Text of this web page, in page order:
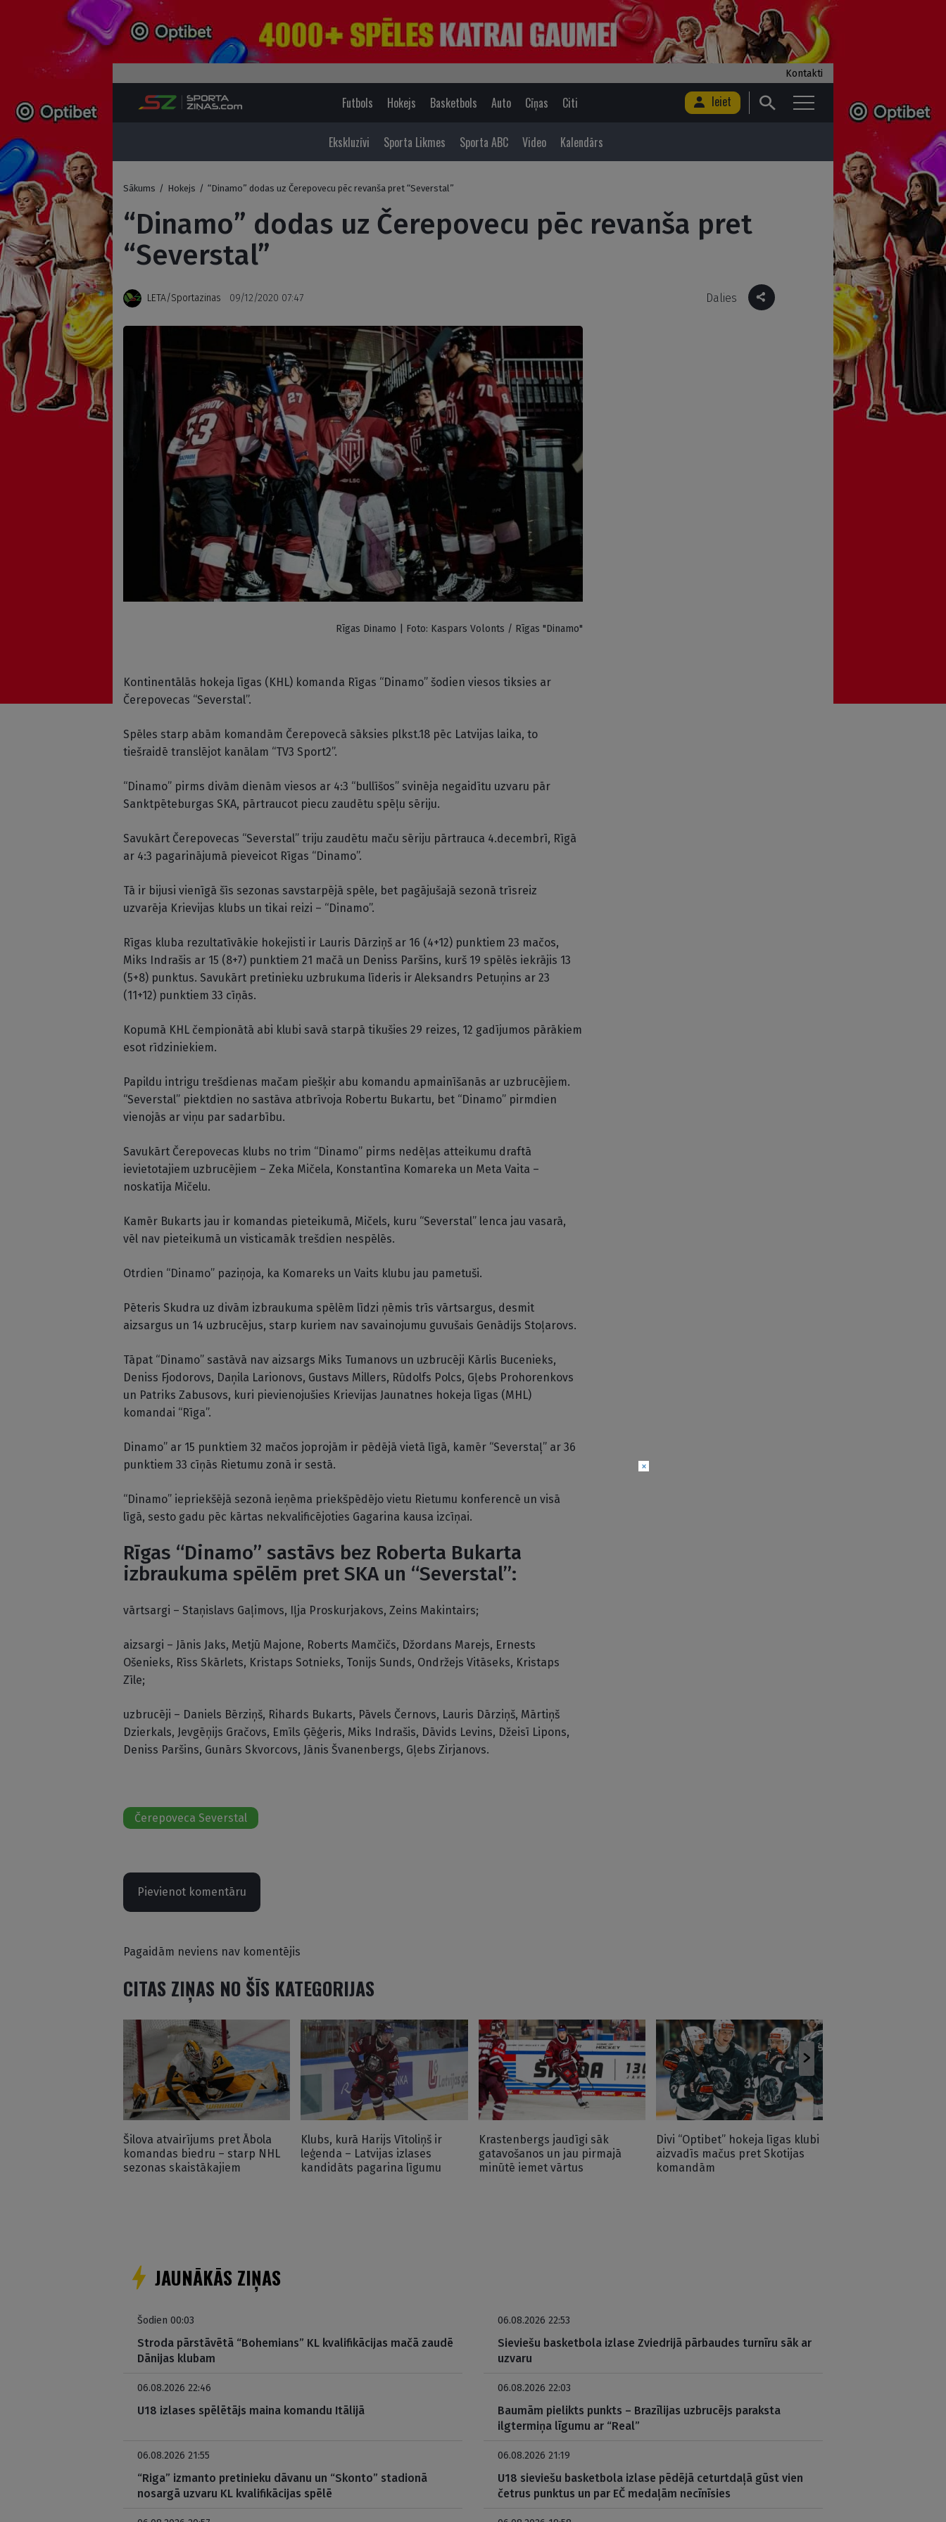
Kontakti
Futbols Hokejs Basketbols Auto Cīņas Citi Ieiet
Ekskluzīvi Sporta Likmes Sporta ABC Video Kalendārs
Sākums / Hokejs / “Dinamo” dodas uz Čerepovecu pēc revanša pret “Severstal”
“Dinamo” dodas uz Čerepovecu pēc revanša pret
“Severstal”
LETA/Sportazinas 09/12/2020 07:47 Dalies
Rīgas Dinamo | Foto: Kaspars Volonts / Rīgas "Dinamo"
Kontinentālās hokeja līgas (KHL) komanda Rīgas “Dinamo” šodien viesos tiksies ar
Čerepovecas “Severstal”.
Spēles starp abām komandām Čerepovecā sāksies plkst.18 pēc Latvijas laika, to
tiešraidē translējot kanālam “TV3 Sport2”.
“Dinamo” pirms divām dienām viesos ar 4:3 “bullīšos” svinēja negaidītu uzvaru pār
Sanktpēteburgas SKA, pārtraucot piecu zaudētu spēļu sēriju.
Savukārt Čerepovecas “Severstal” triju zaudētu maču sēriju pārtrauca 4.decembrī, Rīgā
ar 4:3 pagarinājumā pieveicot Rīgas “Dinamo”.
Tā ir bijusi vienīgā šīs sezonas savstarpējā spēle, bet pagājušajā sezonā trīsreiz
uzvarēja Krievijas klubs un tikai reizi – “Dinamo”.
Rīgas kluba rezultatīvākie hokejisti ir Lauris Dārziņš ar 16 (4+12) punktiem 23 mačos,
Miks Indrašis ar 15 (8+7) punktiem 21 mačā un Deniss Paršins, kurš 19 spēlēs iekrājis 13
(5+8) punktus. Savukārt pretinieku uzbrukuma līderis ir Aleksandrs Petuņins ar 23
(11+12) punktiem 33 cīņās.
Kopumā KHL čempionātā abi klubi savā starpā tikušies 29 reizes, 12 gadījumos pārākiem
esot rīdziniekiem.
Papildu intrigu trešdienas mačam piešķir abu komandu apmainīšanās ar uzbrucējiem.
“Severstal” piektdien no sastāva atbrīvoja Robertu Bukartu, bet “Dinamo” pirmdien
vienojās ar viņu par sadarbību.
Savukārt Čerepovecas klubs no trim “Dinamo” pirms nedēļas atteikumu draftā
ievietotajiem uzbrucējiem – Zeka Mičela, Konstantīna Komareka un Meta Vaita –
noskatīja Mičelu.
Kamēr Bukarts jau ir komandas pieteikumā, Mičels, kuru “Severstal” lenca jau vasarā,
vēl nav pieteikumā un visticamāk trešdien nespēlēs.
Otrdien “Dinamo” paziņoja, ka Komareks un Vaits klubu jau pametuši.
Pēteris Skudra uz divām izbraukuma spēlēm līdzi ņēmis trīs vārtsargus, desmit
aizsargus un 14 uzbrucējus, starp kuriem nav savainojumu guvušais Genādijs Stoļarovs.
Tāpat “Dinamo” sastāvā nav aizsargs Miks Tumanovs un uzbrucēji Kārlis Bucenieks,
Deniss Fjodorovs, Daņila Larionovs, Gustavs Millers, Rūdolfs Polcs, Gļebs Prohorenkovs
un Patriks Zabusovs, kuri pievienojušies Krievijas Jaunatnes hokeja līgas (MHL)
komandai “Rīga”.
Dinamo” ar 15 punktiem 32 mačos joprojām ir pēdējā vietā līgā, kamēr “Severstaļ” ar 36
punktiem 33 cīņās Rietumu zonā ir sestā.
“Dinamo” iepriekšējā sezonā ieņēma priekšpēdējo vietu Rietumu konferencē un visā
līgā, sesto gadu pēc kārtas nekvalificējoties Gagarina kausa izcīņai.
Rīgas “Dinamo” sastāvs bez Roberta Bukarta
izbraukuma spēlēm pret SKA un “Severstal”:
vārtsargi – Staņislavs Gaļimovs, Iļja Proskurjakovs, Zeins Makintairs;
aizsargi – Jānis Jaks, Metjū Majone, Roberts Mamčičs, Džordans Marejs, Ernests
Ošenieks, Rīss Skārlets, Kristaps Sotnieks, Tonijs Sunds, Ondržejs Vitāseks, Kristaps
Zīle;
uzbrucēji – Daniels Bērziņš, Rihards Bukarts, Pāvels Černovs, Lauris Dārziņš, Mārtiņš
Dzierkals, Jevgēņijs Gračovs, Emīls Ģēģeris, Miks Indrašis, Dāvids Levins, Džeisī Lipons,
Deniss Paršins, Gunārs Skvorcovs, Jānis Švanenbergs, Gļebs Zirjanovs.
Čerepoveca Severstal
Pievienot komentāru
Pagaidām neviens nav komentējis
CITAS ZIŅAS NO ŠĪS KATEGORIJAS
Šilova atvairījums pret Ābola
komandas biedru – starp NHL
sezonas skaistākajiem
Klubs, kurā Harijs Vītoliņš ir
leģenda – Latvijas izlases
kandidāts pagarina līgumu
Krastenbergs jaudīgi sāk
gatavošanos un jau pirmajā
minūtē iemet vārtus
Divi “Optibet” hokeja līgas klubi
aizvadīs mačus pret Skotijas
komandām
JAUNĀKĀS ZIŅAS
Šodien 00:03
Stroda pārstāvētā “Bohemians” KL kvalifikācijas mačā zaudē
Dānijas klubam
06.08.2026 22:53
Sieviešu basketbola izlase Zviedrijā pārbaudes turnīru sāk ar
uzvaru
06.08.2026 22:46
U18 izlases spēlētājs maina komandu Itālijā
06.08.2026 22:03
Baumām pielikts punkts – Brazīlijas uzbrucējs paraksta
ilgtermiņa līgumu ar “Real”
06.08.2026 21:55
“Riga” izmanto pretinieku dāvanu un “Skonto” stadionā
nosargā uzvaru KL kvalifikācijas spēlē
06.08.2026 21:19
U18 sieviešu basketbola izlase pēdējā ceturtdaļā gūst vien
četrus punktus un par EČ medaļām necīnīsies